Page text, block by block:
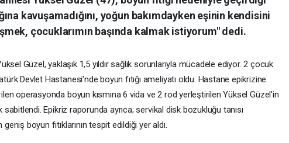
kavuşamadığını, yoğun bakımdayken eşinin kendisini
çocuklarımın başında kalmak istiyorum" dedi.
Güzel, yaklaşık 1,5 yıldır sağlık sorunlarıyla mücadele ediyor. 2 çocuk
Devlet Hastanesi'nde boyun fıtığı ameliyatı oldu. Hastane epikrizine
operasyonda boyun kısmına 6 vida ve 2 rod yerleştirilen Yüksel Güzel'in
Epikriz raporunda ayrıca; servikal disk bozukluğu tanısı
boyun fıtıklarının tespit edildiği yer aldı.